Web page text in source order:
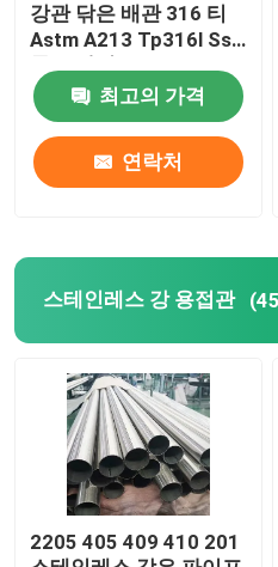
갈바나이즈 강 시트
구리 튜브 파이프
구리 합금제 플레이트
구리 스트립 명부
양철
다른 합금 금속
직사각형 강관
강관 닦은 배관 316 티
Astm A213 Tp316l Ss
둥근 파이프
최고의 가격
연락처
스테인레스 강 용접관
2205 405 409 410 201